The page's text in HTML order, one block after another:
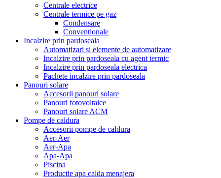
Centrale electrice
Centrale termice pe gaz
Condensare
Conventionale
Incalzire prin pardoseala
Automatizari si elemente de automatizare
Incalzire prin pardoseala cu agent termic
Incalzire prin pardoseala electrica
Pachete incalzire prin pardoseala
Panouri solare
Accesorii panouri solare
Panouri fotovoltaice
Panouri solare ACM
Pompe de caldura
Accesorii pompe de caldura
Aer-Aer
Aer-Apa
Apa-Apa
Piscina
Productie apa calda menajera